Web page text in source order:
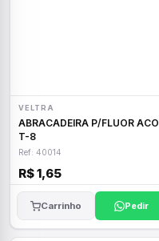
VELTRA
ABRACADEIRA P/FLUOR ACO
T-8
Ref: 40014
R$ 1,65
Carrinho Pedir